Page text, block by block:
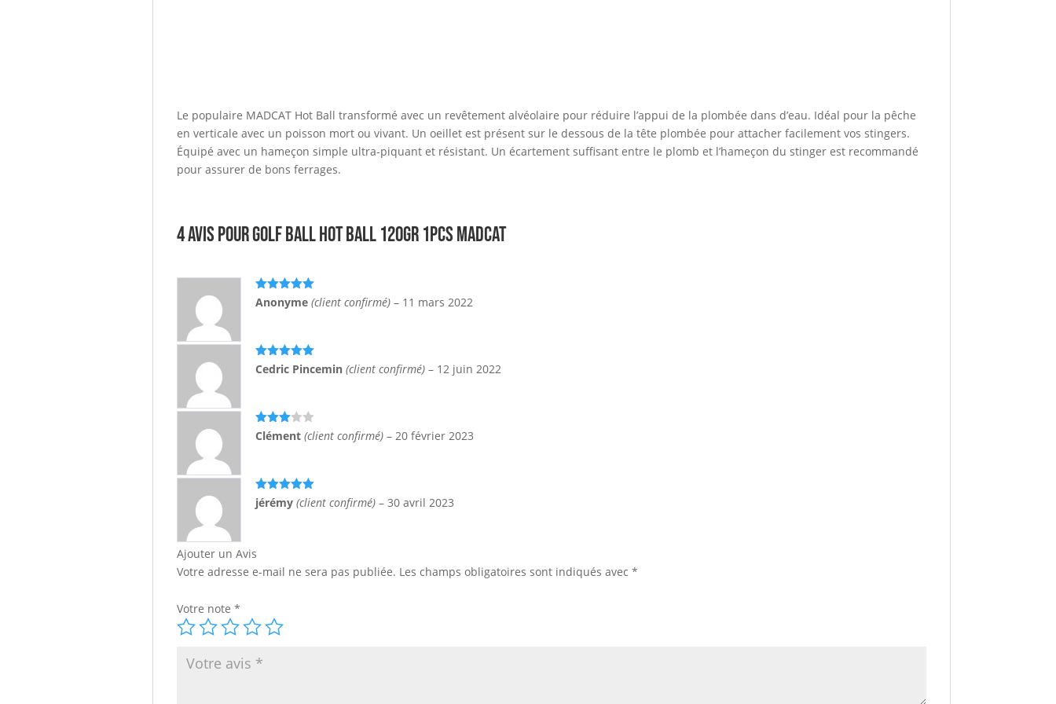
Le populaire MADCAT Hot Ball transformé avec un revêtement alvéolaire pour réduire l’appui de la plombée dans d’eau. Idéal pour la pêche
en verticale avec un poisson mort ou vivant. Un oeillet est présent sur le dessous de la tête plombée pour attacher facilement vos stingers.
Équipé avec un hameçon simple ultra-piquant et résistant. Un écartement suffisant entre le plomb et l’hameçon du stinger est recommandé
pour assurer de bons ferrages.
4 avis pourgolf ball hot ball 120gr 1pcs MADCAT
Note5sur
Anonyme (client confirmé) – 11 mars 2022
Note5sur
Cedric Pincemin (client confirmé) – 12 juin 2022
Note3
Clément (client confirmé) – 20 février 2023
Note5sur
5
jérémy (client confirmé) – 30 avril 2023
Ajouter un Avis
Votre adresse e-mail ne sera pas publiée. Les champs obligatoires sont indiqués avec *
Votre note *